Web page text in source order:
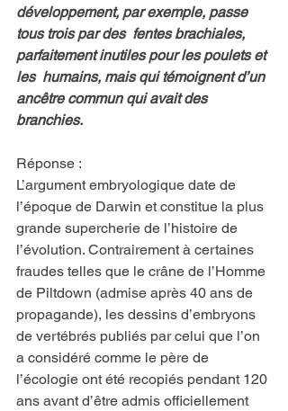
développement, par exemple, passe
tous trois par des  fentes brachiales,
parfaitement inutiles pour les poulets et
les  humains, mais qui témoignent d’un
ancêtre commun qui avait des
branchies.
Réponse :
L’argument embryologique date de
l’époque de Darwin et constitue la plus
grande supercherie de l’histoire de
l’évolution. Contrairement à certaines
fraudes telles que le crâne de l’Homme
de Piltdown (admise après 40 ans de
propagande), les dessins d’embryons
de vertébrés publiés par celui que l’on
a considéré comme le père de
l’écologie ont été recopiés pendant 120
ans avant d’être admis officiellement